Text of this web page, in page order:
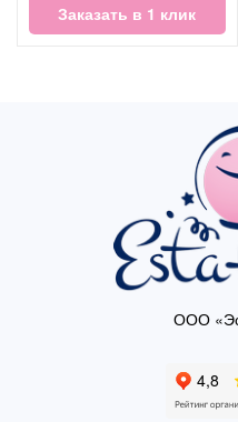
Заказать в 1 клик
ООО